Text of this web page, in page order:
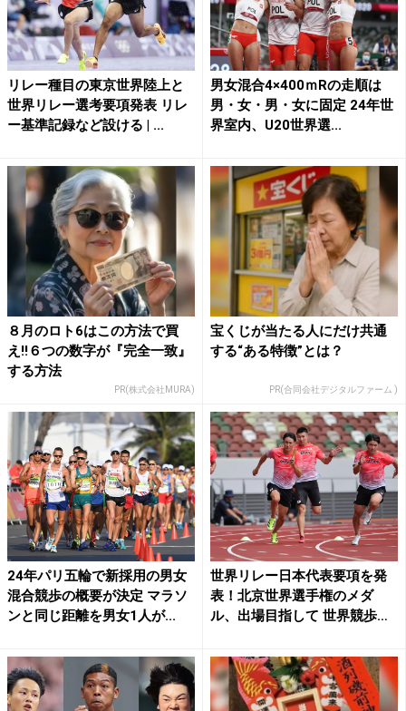
リレー種目の東京世界陸上と
世界リレー選考要項発表 リレ
ー基準記録など設ける | ...
男女混合4×400ｍRの走順は
男・女・男・女に固定 24年世
界室内、U20世界選...
８月のロト6はこの方法で買
え!!６つの数字が『完全一致』
する方法
PR(株式会社MURA)
宝くじが当たる人にだけ共通
する“ある特徴”とは？
PR(合同会社デジタルファーム )
24年パリ五輪で新採用の男女
混合競歩の概要が決定 マラソ
ンと同じ距離を男女1人が...
世界リレー日本代表要項を発
表！北京世界選手権のメダ
ル、出場目指して 世界競歩チ